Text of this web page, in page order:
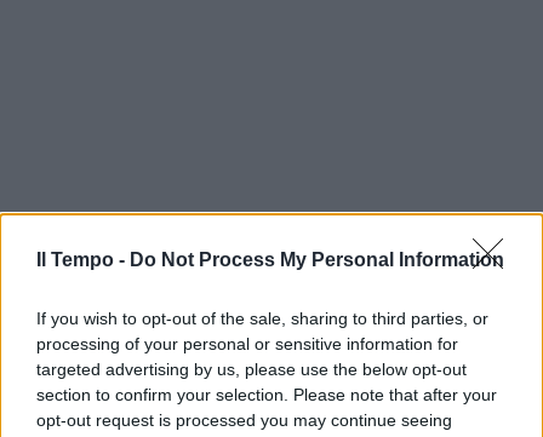
Il Tempo - Do Not Process My Personal Information
If you wish to opt-out of the sale, sharing to third parties, or
processing of your personal or sensitive information for
targeted advertising by us, please use the below opt-out
section to confirm your selection. Please note that after your
opt-out request is processed you may continue seeing